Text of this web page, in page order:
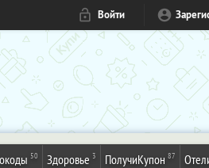
Войти
50 Здоровье 3 ПолучиКупон 87